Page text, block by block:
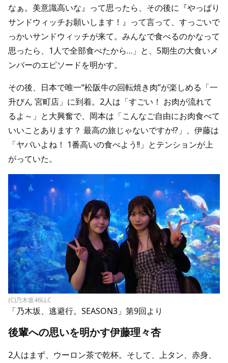
なぁ。美意識高いな』って思ったら、その後に『やっぱり
サンドウィッチお願いします！』って言って、すっごいで
っかいサンドウィッチが来て。みんなで食べるのかなって
思ったら、1人で全部食べたから…」と、5期生の大食いメ
ンバーのエピソードを明かす。
その後、日本で唯一“松阪牛の回転焼き肉”が楽しめる「一
升びん 宮町店」に到着。2人は「すごい！ お肉が流れて
るよ～」と大興奮で、岡本は「こんなご自由にお肉食べて
いいことあります？ 最高の旅じゃないですか!?」、伊藤は
「ヤバいよね！ 1番高いの食べよう!!」とテンションが上
がっていた。
(C)乃木坂46LLC
「乃木坂、逃避行。SEASON3」第9回より
後輩への思いを明かす伊藤理々杏
2人はまず、ウーロン茶で乾杯。そして、上タン、赤身、